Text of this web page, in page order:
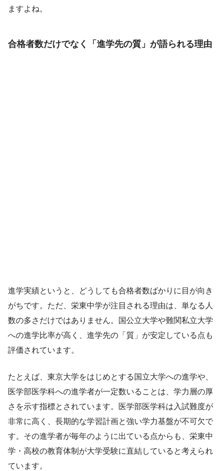
ますよね。
合格者数だけでなく「進学先の質」が語られる理由
進学実績というと、どうしても合格者数ばかりに目が向き
がちです。ただ、栄東中学が注目される理由は、単なる人
数の多さだけではありません。国公立大学や難関私立大学
への進学比率が高く、進学先の「質」が安定している点も
評価されています。
たとえば、東京大学をはじめとする国立大学への進学や、
医学部医学科への進学者が一定数いることは、学力層の厚
さを示す指標とされています。医学部医学科は入試難度が
非常に高く、長期的な学習計画と強い学力基盤が不可欠で
す。その進学者が毎年のように出ている点からも、栄東中
学・高校の教育体制が大学受験に直結していると考えられ
ています。